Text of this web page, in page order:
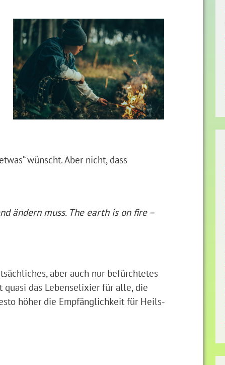
wünscht. Aber nicht, dass
ändern muss. The earth is on fire –
aber auch nur befürchtetes
das Lebenselixier für alle, die
höher die Empfänglichkeit für Heils-